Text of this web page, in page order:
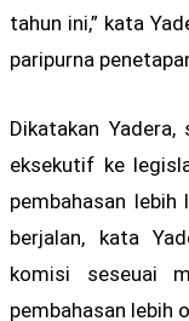
tahun ini,” kata
paripurna
Dikatakan
eksekutif ke
pembahasan lebih
berjalan, kata
komisi seseuai
pembahasan lebih